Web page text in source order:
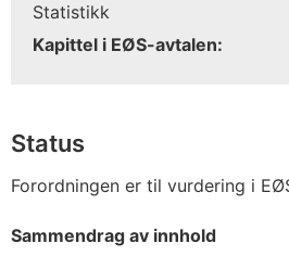
Statistikk
Kapittel i EØS-avtalen:
Status
Forordningen er til vurdering i
Sammendrag av innhold